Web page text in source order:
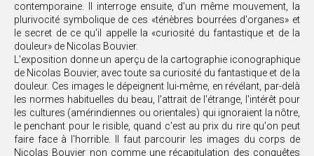
contemporaine. Il interroge ensuite, d'un même mouvement, la
plurivocité symbolique de ces «ténèbres bourrées d'organes» et
le secret de ce qu'il appelle la «curiosité du fantastique et de la
douleur» de Nicolas Bouvier.
L'exposition donne un aperçu de la cartographie iconographique
de Nicolas Bouvier, avec toute sa curiosité du fantastique et de la
douleur. Ces images le dépeignent lui-même, en révélant, par-delà
les normes habituelles du beau, l'attrait de l'étrange, l'intérêt pour
les cultures (amérindiennes ou orientales) qui ignoraient la nôtre,
le penchant pour le risible, quand c'est au prix du rire qu'on peut
faire face à l'horrible. Il faut parcourir les images du corps de
Nicolas Bouvier non comme une récapitulation des conquêtes